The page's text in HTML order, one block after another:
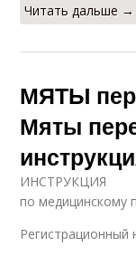
Читать дальше →
МЯТЫ
Мяты
ИНСТРУКЦИЯ
по медицинскому
Регистрационный